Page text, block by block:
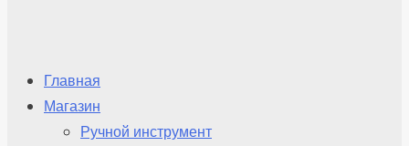
Главная
Магазин
Ручной инструмент